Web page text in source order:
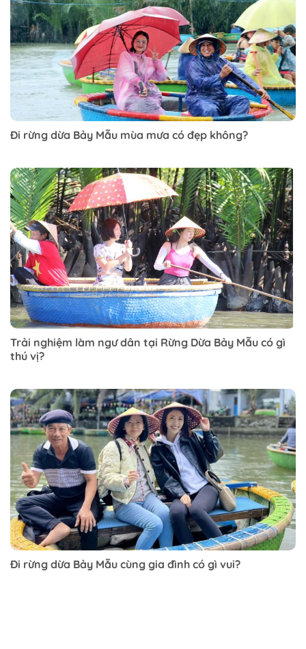
Đi rừng dừa Bảy Mẫu mùa mưa có đẹp không?
Trải nghiệm làm ngư dân tại Rừng Dừa Bảy Mẫu có gì
thú vị?
Đi rừng dừa Bảy Mẫu cùng gia đình có gì vui?